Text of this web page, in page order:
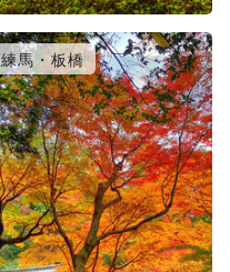
練馬・板橋